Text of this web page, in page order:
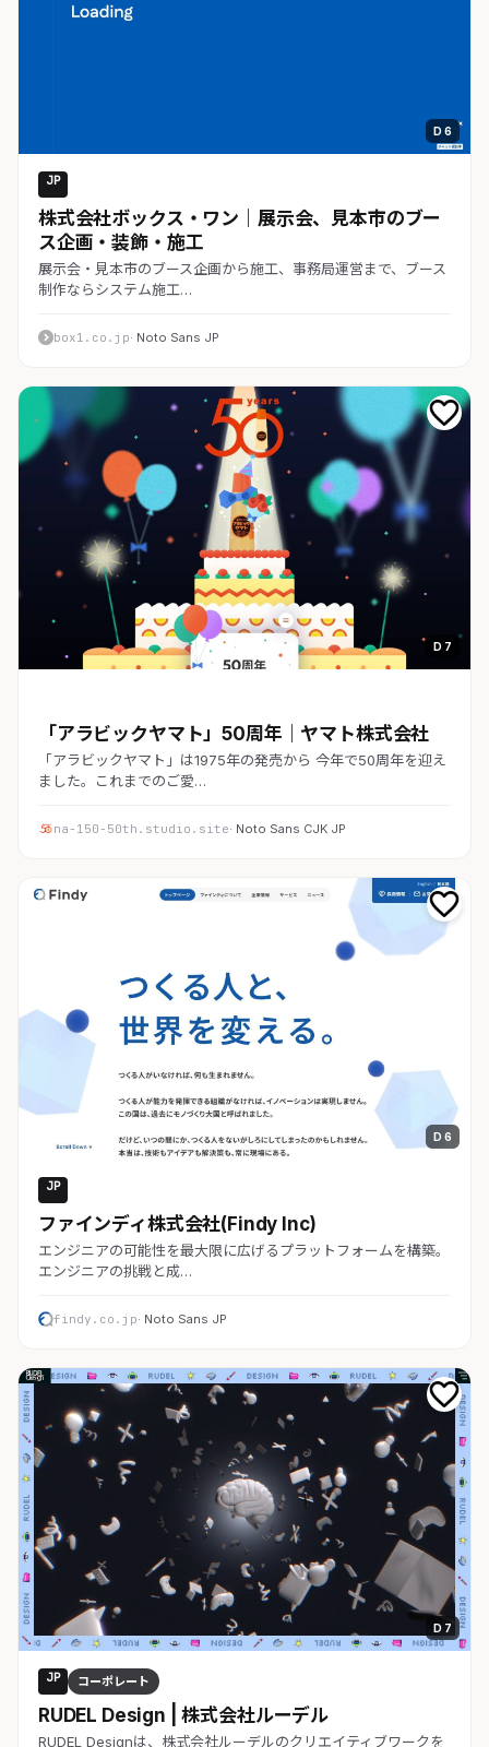
D 6
JP
株式会社ボックス・ワン｜展示会、見本市のブー
ス企画・装飾・施工
展示会・見本市のブース企画から施工、事務局運営まで、ブース
制作ならシステム施工…
box1.co.jp· Noto Sans JP
D 7
「アラビックヤマト」50周年｜ヤマト株式会社
「アラビックヤマト」は1975年の発売から 今年で50周年を迎え
ました。これまでのご愛…
na-150-50th.studio.site· Noto Sans CJK JP
D 6
JP
ファインディ株式会社(Findy Inc)
エンジニアの可能性を最大限に広げるプラットフォームを構築。
エンジニアの挑戦と成…
findy.co.jp· Noto Sans JP
D 7
JP コーポレート
RUDEL Design | 株式会社ルーデル
RUDEL Designは、株式会社ルーデルのクリエイティブワークを